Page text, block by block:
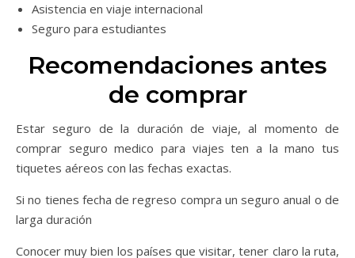
Asistencia en viaje internacional
Seguro para estudiantes
Recomendaciones antes
de comprar
Estar seguro de la duración de viaje, al momento de
comprar seguro medico para viajes ten a la mano tus
tiquetes aéreos con las fechas exactas.
Si no tienes fecha de regreso compra un seguro anual o de
larga duración
Conocer muy bien los países que visitar, tener claro la ruta,